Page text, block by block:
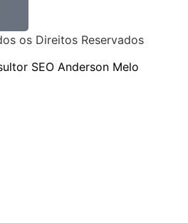
SEO Anderson Melo
os Direitos Reservados